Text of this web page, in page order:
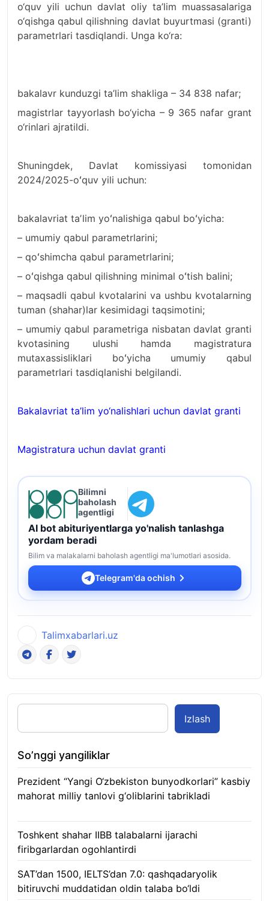
o‘quv yili uchun davlat oliy ta’lim muassasalariga
o‘qishga qabul qilishning davlat buyurtmasi (granti)
parametrlari tasdiqlandi. Unga ko‘ra:
bakalavr kunduzgi ta’lim shakliga – 34 838 nafar;
magistrlar tayyorlash bo‘yicha – 9 365 nafar grant
o‘rinlari ajratildi.
Shuningdek, Davlat komissiyasi tomonidan
2024/2025-oʻquv yili uchun:
bakalavriat taʼlim yoʻnalishiga qabul boʻyicha:
– umumiy qabul parametrlarini;
– qoʻshimcha qabul parametrlarini;
– oʻqishga qabul qilishning minimal oʻtish balini;
– maqsadli qabul kvotalarini va ushbu kvotalarning
tuman (shahar)lar kesimidagi taqsimotini;
– umumiy qabul parametriga nisbatan davlat granti
kvotasining ulushi hamda magistratura
mutaxassisliklari boʻyicha umumiy qabul
parametrlari tasdiqlanishi belgilandi.
Bakalavriat ta’lim yo‘nalishlari uchun davlat granti
Magistratura uchun davlat granti
Bilimni
baholash
agentligi
AI bot abituriyentlarga yo'nalish tanlashga
yordam beradi
Bilim va malakalarni baholash agentligi ma'lumotlari asosida.
Telegram'da ochish
Talimxabarlari.uz
Izlash
So’nggi yangiliklar
Prezident “Yangi O‘zbekiston bunyodkorlari” kasbiy
mahorat milliy tanlovi g‘oliblarini tabrikladi
Toshkent shahar IIBB talabalarni ijarachi
firibgarlardan ogohlantirdi
SAT’dan 1500, IELTS’dan 7.0: qashqadaryolik
bitiruvchi muddatidan oldin talaba bo‘ldi